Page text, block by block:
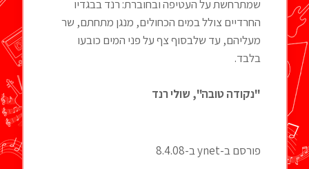
שמתרחשת על העטיפה ובחוברת: רנד בבגדיו
החרדיים צולל במים הכחולים, מנגן מתחתם, שר
מעליהם, עד שלבסוף צף על פני המים כובעו
בלבד.
"נקודה טובה", שולי רנד
פורסם ב-ynet ב-8.4.08